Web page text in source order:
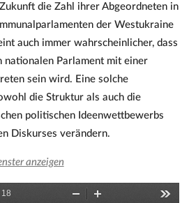
die Zahl ihrer Abgeordneten in
der Westukraine
auch immer wahrscheinlicher, dass
nationalen Parlament mit einer
sein wird. Eine solche
die Struktur als auch die
politischen Ideenwettbewerbs
Diskurses verändern.
anzeigen